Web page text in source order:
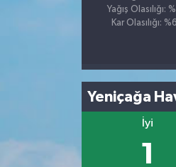
Yağış Olasılığı:
Kar Olasılığı:
Yeniçağa
İyi
1